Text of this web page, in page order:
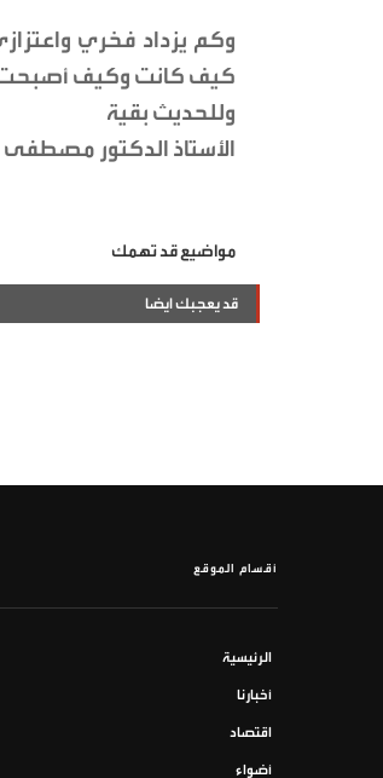
وكم يزداد فخري
كيف كانت وكيف أصبحت،
وللحديث بقية
الأستاذ الدكتور
مواضيع قد تهمك
قد يعجبك ايضا
أقسام الموقع
الرئيسية
أخبارنا
اقتصاد
أضواء